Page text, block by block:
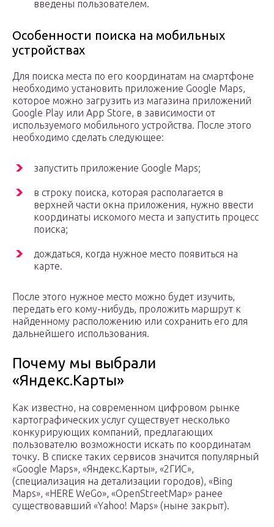
введены пользователем.
Особенности поиска на мобильных
устройствах
Для поиска места по его координатам на смартфоне
необходимо установить приложение Google Maps,
которое можно загрузить из магазина приложений
Google Play или App Store, в зависимости от
используемого мобильного устройства. После этого
необходимо сделать следующее:
запустить приложение Google Maps;
в строку поиска, которая располагается в
верхней части окна приложения, нужно ввести
координаты искомого места и запустить процесс
поиска;
дождаться, когда нужное место появиться на
карте.
После этого нужное место можно будет изучить,
передать его кому-нибудь, проложить маршрут к
найденному расположению или сохранить его для
дальнейшего использования.
Почему мы выбрали
«Яндекс.Карты»
Как известно, на современном цифровом рынке
картографических услуг существует несколько
конкурирующих компаний, предлагающих
пользователю возможности искать по координатам
точку. В списке таких сервисов значится популярный
«Google Maps», «Яндекс.Карты», «2ГИС»,
(специализация на детализации городов), «Bing
Maps», «HERE WeGo», «OpenStreetMap» ранее
существовавший «Yahoo! Maps» (ныне закрыт).